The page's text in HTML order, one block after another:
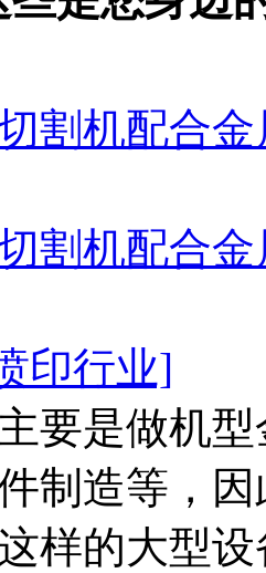
割机配合
割机配合
印行业]
要是做机
制造等，
样的大型